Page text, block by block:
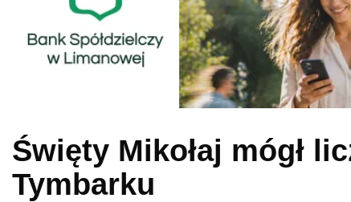
Święty Mikołaj mógł
Tymbarku